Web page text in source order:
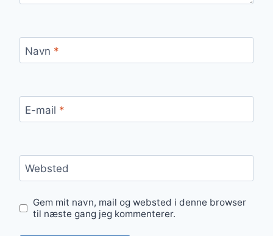
Navn *
E-mail *
Websted
Gem mit navn, mail og websted i denne browser
til næste gang jeg kommenterer.